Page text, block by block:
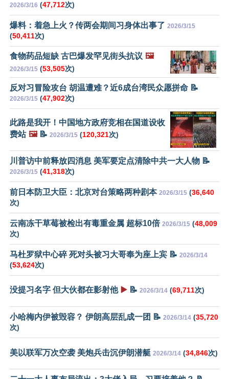
2026/3/16 (47,712次)
爆料：着急上火？传两会期间习身体出事了 2026/3/15
(50,411次)
食物药品短缺 古巴爆发罕见街头抗议 🖼️
2026/3/15 (53,505次)
反对习冒险攻台 胡温遭难？近6成台湾民众愿拼命 📝
2026/3/15 (47,902次)
此路是我开！中国地方政府竞相在国道设收
费站 🖼️📝 2026/3/15 (120,321次)
川普访中前释放四消息 美军要定点清除中共一大人物 📝
2026/3/15 (41,318次)
前日本防卫大臣：北京对台策略两种剧本 2026/3/15 (36,640
次)
云南冻干草莓被检出有毒重金属 超标10倍 2026/3/15 (48,009
次)
马杜罗狱中心碎 死对头被习大哥奉为座上宾 📝 2026/3/14
(53,624次)
没提习名字 但大伙都在影射他 ▶️ 📝 2026/3/14 (69,711次)
小哈梅内伊被毁容？ 伊朗高层乱成一团 📝 2026/3/14 (35,720
次)
美以联军万次空袭 美炮兵击沉伊朗潜艇 2026/3/14 (34,846次)